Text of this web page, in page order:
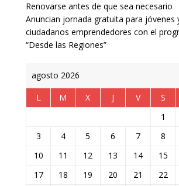
Renovarse antes de que sea necesario
Anuncian jornada gratuita para jóvenes
ciudadanos emprendedores con el
“Desde las Regiones”
agosto 2026
L
M X J V S
1
3
4 5 6 7 8
10
11 12 13 14 15
17
18 19 20 21 22